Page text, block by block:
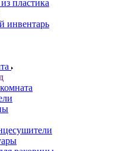
пластика
инвентарь